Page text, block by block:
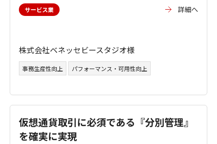
サービス業 詳細へ
株式会社ベネッセビースタジオ様
事務生産性向上 パフォーマンス・可用性向上
仮想通貨取引に必須である『分別管理』
を確実に実現